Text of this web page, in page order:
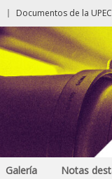
Documentos de la UPEC
Galería Notas